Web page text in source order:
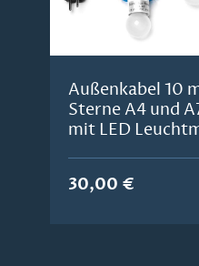
Außenkabel 10
Sterne A4 und
mit LED
30,00 €